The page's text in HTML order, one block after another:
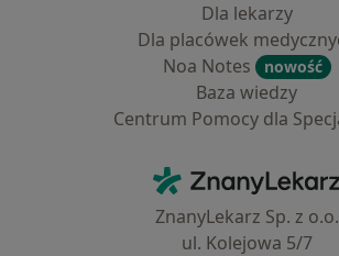
Dla lekarzy
Dla placówek
Noa Notes
nowość
Baza wiedzy
Centrum Pomocy dla
ZnanyLekarz -
ZnanyLekarz Sp. z o.o.
ul. Kolejowa 5/7